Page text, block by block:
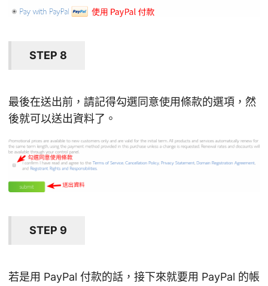
STEP 8
最後在送出前，請記得勾選同意使用條款的選項，然
後就可以送出資料了。
STEP 9
若是用 PayPal 付款的話，接下來就要用 PayPal 的帳